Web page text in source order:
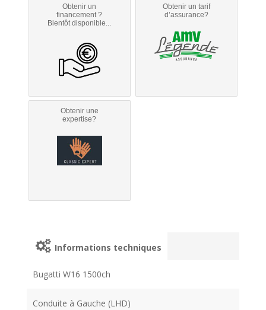
Obtenir un
financement ?
Bientôt disponible...
Obtenir un tarif
d’assurance?
Obtenir une
expertise?
Informations techniques
Bugatti W16 1500ch
Conduite à Gauche (LHD)